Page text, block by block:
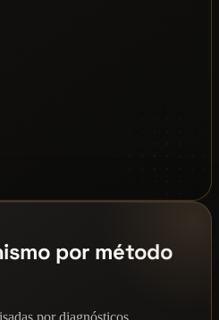
por método
por diagnósticos,